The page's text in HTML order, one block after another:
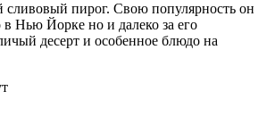
пирог. Свою популярность он
в Нью Йорке но и далеко за его
десерт и особенное блюдо на